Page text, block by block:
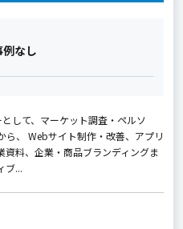
なし
して、マーケット調査・ペルソ
ら、 Webサイト制作・改善、アプリ
料、企業・商品ブランディングま
ブ...